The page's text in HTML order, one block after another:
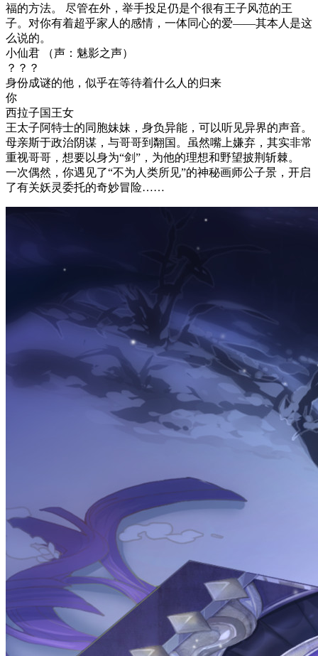
福的方法。 尽管在外，举手投足仍是个很有王子风范的王
子。对你有着超乎家人的感情，一体同心的爱——其本人是这
么说的。
小仙君 （声：魅影之声）
？？？
身份成谜的他，似乎在等待着什么人的归来
你
西拉子国王女
王太子阿特士的同胞妹妹，身负异能，可以听见异界的声音。
母亲斯于政治阴谋，与哥哥到翷国。虽然嘴上嫌弃，其实非常
重视哥哥，想要以身为“剑”，为他的理想和野望披荆斩棘。
一次偶然，你遇见了“不为人类所见”的神秘画师公子景，开启
了有关妖灵委托的奇妙冒险……